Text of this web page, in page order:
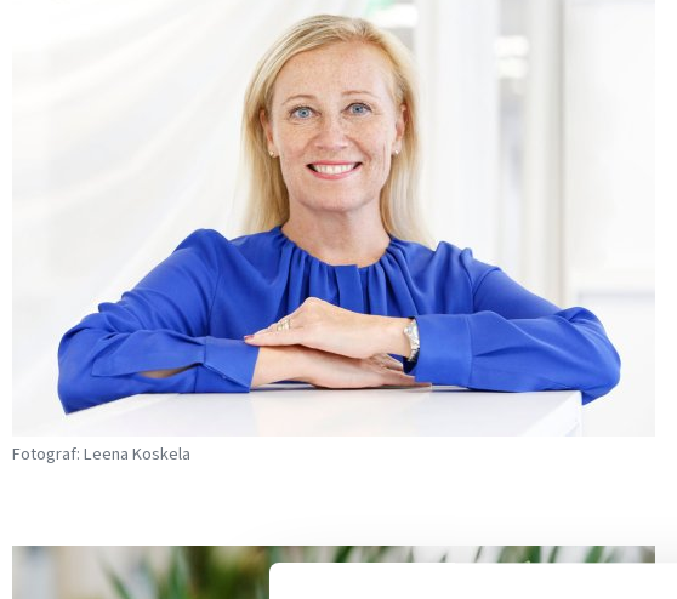
Fotograf: Leena Koskela